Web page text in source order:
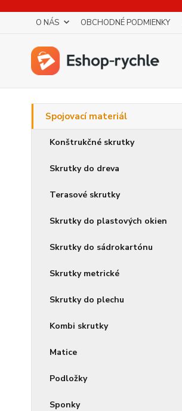
O NÁS OBCHODNÉ PODMIENKY
Spojovací materiál
Konštrukčné skrutky
Skrutky do dreva
Terasové skrutky
Skrutky do plastových okien
Skrutky do sádrokartónu
Skrutky metrické
Skrutky do plechu
Kombi skrutky
Matice
Podložky
Sponky